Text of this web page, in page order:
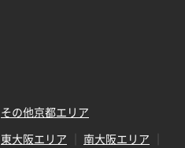
その他京都エリア
東大阪エリア
南大阪エリア